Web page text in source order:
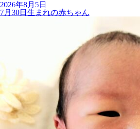
2026年8月5日
7月30日生まれの赤ちゃん